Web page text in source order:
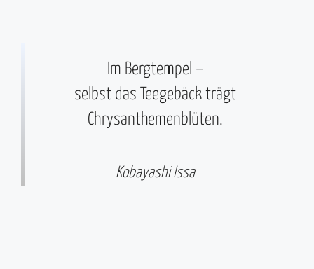
Im Bergtempel –
selbst das Teegebäck trägt
Chrysanthemenblüten.
Kobayashi Issa